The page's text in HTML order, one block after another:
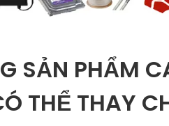
SẢN PHẨM
THỂ THAY